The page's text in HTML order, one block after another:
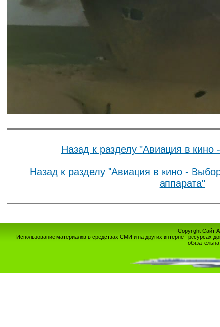
Назад к разделу "Авиация в
Назад к разделу "Авиация в кино -
аппарата"
Copyright Сайт
Использование материалов в средствах СМИ и на других интернет-ресурсах
обязательна.